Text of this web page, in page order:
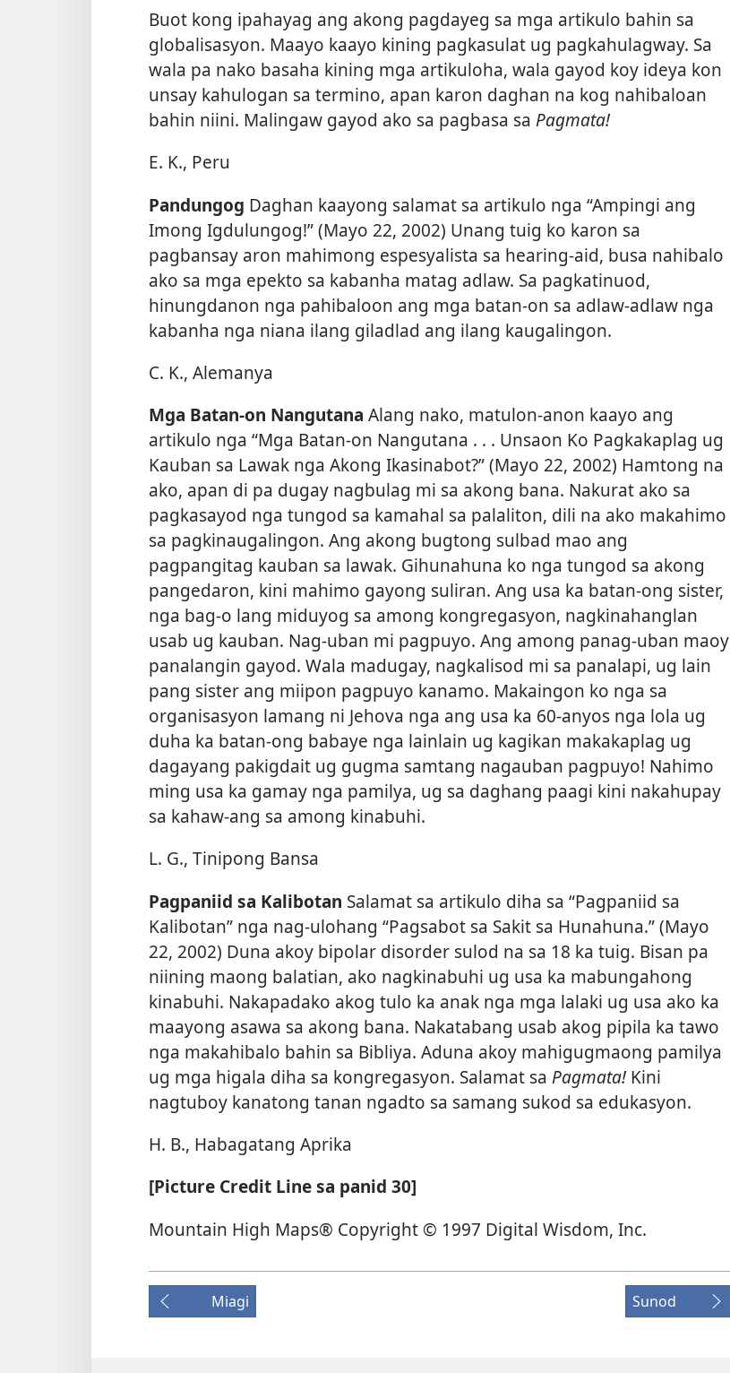
Buot kong ipahayag ang akong pagdayeg sa mga artikulo bahin sa
globalisasyon. Maayo kaayo kining pagkasulat ug pagkahulagway. Sa
wala pa nako basaha kining mga artikuloha, wala gayod koy ideya kon
unsay kahulogan sa termino, apan karon daghan na kog nahibaloan
bahin niini. Malingaw gayod ako sa pagbasa sa Pagmata!
E. K., Peru
Pandungog Daghan kaayong salamat sa artikulo nga “Ampingi ang
Imong Igdulungog!” (Mayo 22, 2002) Unang tuig ko karon sa
pagbansay aron mahimong espesyalista sa hearing-aid, busa nahibalo
ako sa mga epekto sa kabanha matag adlaw. Sa pagkatinuod,
hinungdanon nga pahibaloon ang mga batan-on sa adlaw-adlaw nga
kabanha nga niana ilang giladlad ang ilang kaugalingon.
C. K., Alemanya
Mga Batan-on Nangutana Alang nako, matulon-anon kaayo ang
artikulo nga “Mga Batan-on Nangutana . . . Unsaon Ko Pagkakaplag ug
Kauban sa Lawak nga Akong Ikasinabot?” (Mayo 22, 2002) Hamtong na
ako, apan di pa dugay nagbulag mi sa akong bana. Nakurat ako sa
pagkasayod nga tungod sa kamahal sa palaliton, dili na ako makahimo
sa pagkinaugalingon. Ang akong bugtong sulbad mao ang
pagpangitag kauban sa lawak. Gihunahuna ko nga tungod sa akong
pangedaron, kini mahimo gayong suliran. Ang usa ka batan-ong sister,
nga bag-o lang miduyog sa among kongregasyon, nagkinahanglan
usab ug kauban. Nag-uban mi pagpuyo. Ang among panag-uban maoy
panalangin gayod. Wala madugay, nagkalisod mi sa panalapi, ug lain
pang sister ang miipon pagpuyo kanamo. Makaingon ko nga sa
organisasyon lamang ni Jehova nga ang usa ka 60-anyos nga lola ug
duha ka batan-ong babaye nga lainlain ug kagikan makakaplag ug
dagayang pakigdait ug gugma samtang nagauban pagpuyo! Nahimo
ming usa ka gamay nga pamilya, ug sa daghang paagi kini nakahupay
sa kahaw-ang sa among kinabuhi.
L. G., Tinipong Bansa
Pagpaniid sa Kalibotan Salamat sa artikulo diha sa “Pagpaniid sa
Kalibotan” nga nag-ulohang “Pagsabot sa Sakit sa Hunahuna.” (Mayo
22, 2002) Duna akoy bipolar disorder sulod na sa 18 ka tuig. Bisan pa
niining maong balatian, ako nagkinabuhi ug usa ka mabungahong
kinabuhi. Nakapadako akog tulo ka anak nga mga lalaki ug usa ako ka
maayong asawa sa akong bana. Nakatabang usab akog pipila ka tawo
nga makahibalo bahin sa Bibliya. Aduna akoy mahigugmaong pamilya
ug mga higala diha sa kongregasyon. Salamat sa Pagmata! Kini
nagtuboy kanatong tanan ngadto sa samang sukod sa edukasyon.
H. B., Habagatang Aprika
[Picture Credit Line sa panid 30]
Mountain High Maps® Copyright © 1997 Digital Wisdom, Inc.
Miagi Sunod